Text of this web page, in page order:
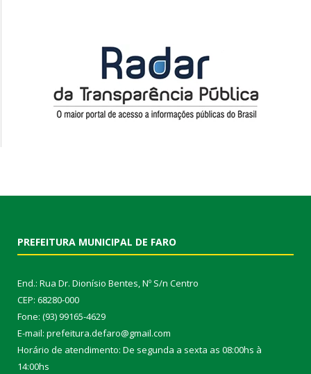
PREFEITURA MUNICIPAL DE FARO
End.: Rua Dr. Dionísio Bentes, Nº S/n Centro
CEP: 68280-000
Fone: (93) 99165-4629
E-mail: prefeitura.defaro@gmail.com
Horário de atendimento: De segunda a sexta as 08:00hs à
14:00hs